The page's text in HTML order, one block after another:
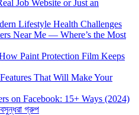
Job Website or Just an
Lifestyle Health Challenges
Near Me — Where’s the Most
Paint Protection Film Keeps
That Will Make Your
on Facebook: 15+ Ways (2024)
গ্রুপ